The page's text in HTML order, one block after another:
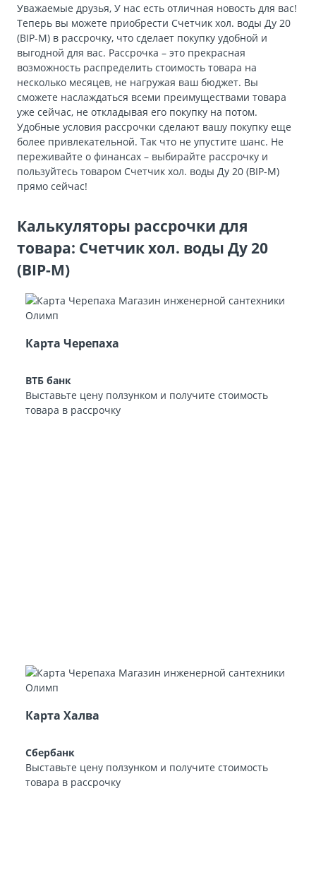
Уважаемые друзья, У нас есть отличная новость для вас!
Теперь вы можете приобрести Счетчик хол. воды Ду 20
(BIP-М) в рассрочку, что сделает покупку удобной и
выгодной для вас. Рассрочка – это прекрасная
возможность распределить стоимость товара на
несколько месяцев, не нагружая ваш бюджет. Вы
сможете наслаждаться всеми преимуществами товара
уже сейчас, не откладывая его покупку на потом.
Удобные условия рассрочки сделают вашу покупку еще
более привлекательной. Так что не упустите шанс. Не
переживайте о финансах – выбирайте рассрочку и
пользуйтесь товаром Счетчик хол. воды Ду 20 (BIP-М)
прямо сейчас!
Калькуляторы рассрочки для
товара: Счетчик хол. воды Ду 20
(BIP-М)
Карта Черепаха
ВТБ банк
Выставьте цену ползунком и получите стоимость
товара в рассрочку
Карта Халва
Сбербанк
Выставьте цену ползунком и получите стоимость
товара в рассрочку